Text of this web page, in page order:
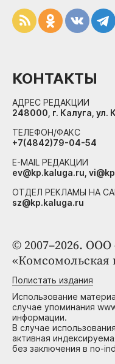
© 2007–2026. ООО
«Комсомольская
Полистать издания
Использование
случае упоминания
информации.
В случае
активная
без заключения в no-
КОНТАКТЫ
АДРЕС РЕДАКЦИИ
248000, г. Калуга, ул.
ТЕЛЕФОН/ФАКС
+7(4842)79-04-54
E-MAIL РЕДАКЦИИ
ev@kp.kaluga.ru,
ОТДЕЛ РЕКЛАМЫ НА
sz@kp.kaluga.ru